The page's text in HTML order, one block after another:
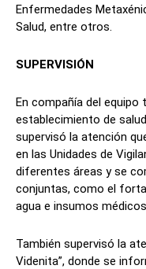
Enfermedades
Salud, entre otros.
SUPERVISIÓN
En compañía del
establecimiento de
supervisó la atención
en las Unidades de
diferentes áreas y se
conjuntas, como el
agua e insumos
También supervisó la
Videnita”, donde se